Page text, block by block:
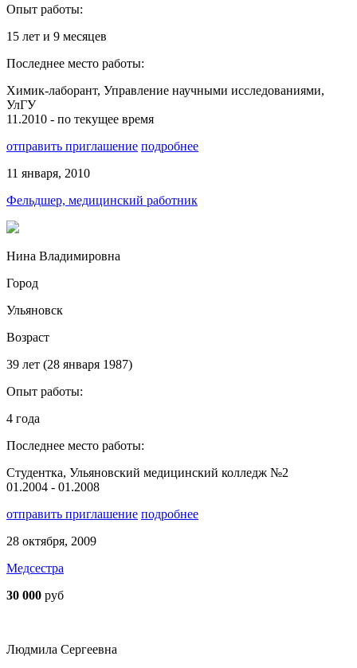
Опыт работы:
15 лет и 9 месяцев
Последнее место работы:
Химик-лаборант, Управление научными исследованиями,
УлГУ
11.2010 - по текущее время
отправить приглашение подробнее
11 января, 2010
Фельдшер, медицинский работник
Нина Владимировна
Город
Ульяновск
Возраст
39 лет (28 января 1987)
Опыт работы:
4 года
Последнее место работы:
Студентка, Ульяновский медицинский колледж №2
01.2004 - 01.2008
отправить приглашение подробнее
28 октября, 2009
Медсестра
30 000 руб
Людмила Сергеевна